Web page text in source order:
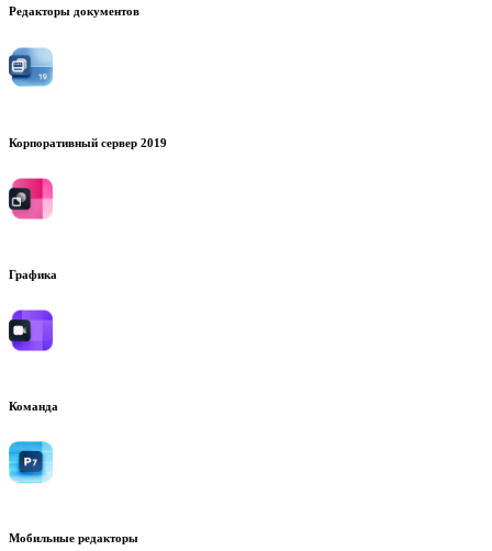
Редакторы документов
Корпоративный сервер 2019
Графика
Команда
Мобильные редакторы